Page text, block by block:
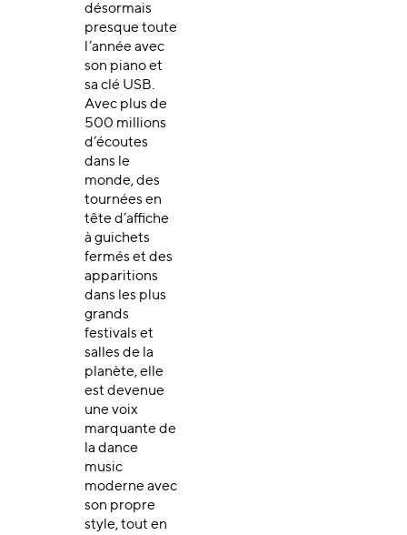
désormais
presque toute
l’année avec
son piano et
sa clé USB.
Avec plus de
500 millions
d’écoutes
dans le
monde, des
tournées en
tête d’affiche
à guichets
fermés et des
apparitions
dans les plus
grands
festivals et
salles de la
planète, elle
est devenue
une voix
marquante de
la dance
music
moderne avec
son propre
style, tout en